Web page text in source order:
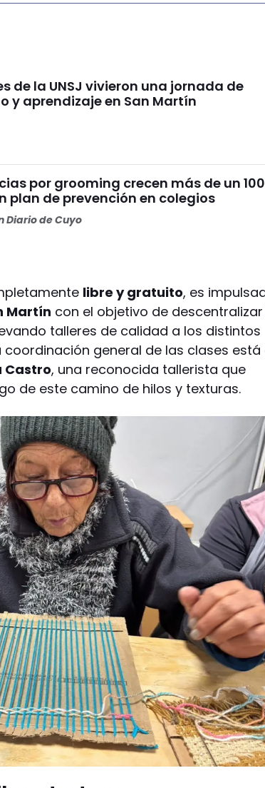
de la UNSJ vivieron una jornada de
y aprendizaje en San Martín
por grooming crecen más de un
plan de prevención en colegios
Diario de Cuyo
libre y gratuito, es
Martín con el objetivo de
talleres de calidad a los distintos
general de las clases está
Castro, una reconocida tallerista que
de este camino de hilos y texturas.